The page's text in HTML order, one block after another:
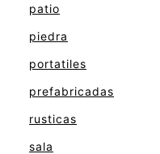
patio
piedra
portatiles
prefabricadas
rusticas
sala